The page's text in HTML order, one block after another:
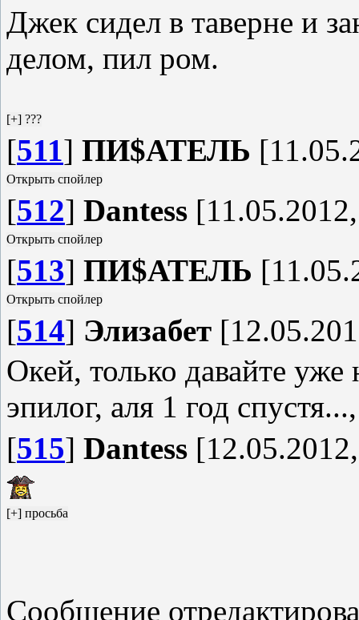
Джек сидел в таверне и
делом, пил ром.
[511] ПИ$АТЕЛЬ
[512] Dantess
[513] ПИ$АТЕЛЬ
[514] Элизабет
Окей, только давайте
эпилог, аля 1 год спустя...,
[515] Dantess
Сообщение